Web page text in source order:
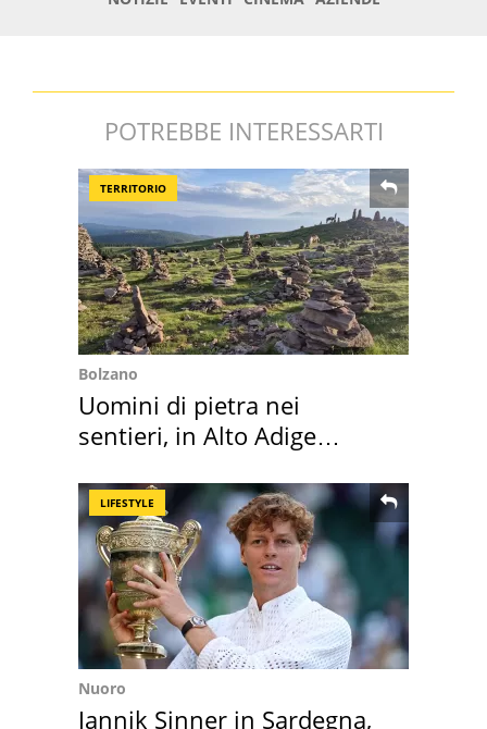
POTREBBE INTERESSARTI
TERRITORIO
Bolzano
Uomini di pietra nei
sentieri, in Alto Adige
LIFESTYLE
Nuoro
Jannik Sinner in Sardegna,